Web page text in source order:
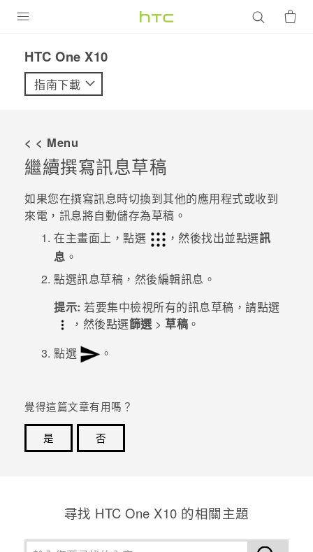
VIVE
配件
優惠專區
焦點訊息
校園專案
企業採購
銷售通路
支援服務
VIVELAND
HTC One X10‎
指南下載
< < Menu
繼續撰寫訊息草稿
如果您在撰寫訊息時切換到其他的應用程式或收到
來電，訊息將自動儲存為草稿。
在主畫面上，點選 ，然後找出並點選訊
息 。
點選訊息草稿，然後編輯訊息。
提示: 若要集中檢視所有的訊息草稿，請點選
，然後點選篩選 > 草稿 。
點選
。
覺得這篇文章有用嗎？
是
否
尋找 HTC One X10 的相關主題